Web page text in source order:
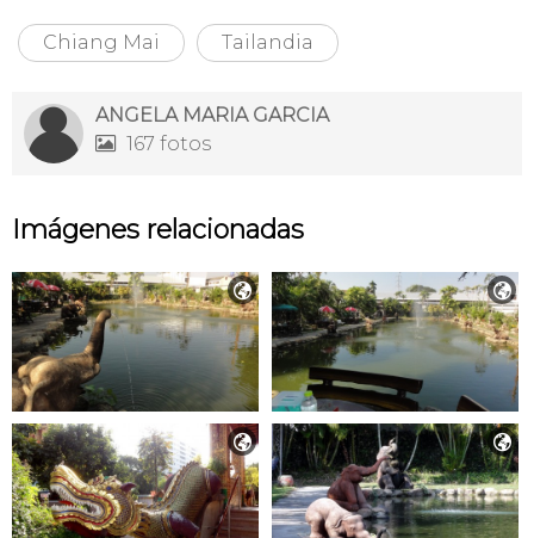
Chiang Mai Tailandia
ANGELA MARIA GARCIA
 167 fotos
Imágenes relacionadas
 
 